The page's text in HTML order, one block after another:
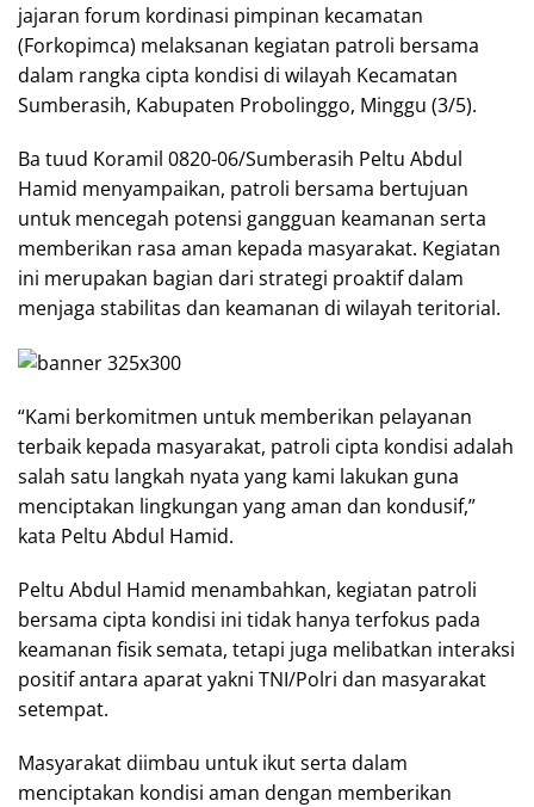
jajaran forum kordinasi pimpinan kecamatan
(Forkopimca) melaksanan kegiatan patroli bersama
dalam rangka cipta kondisi di wilayah Kecamatan
Sumberasih, Kabupaten Probolinggo, Minggu (3/5).
Ba tuud Koramil 0820-06/Sumberasih Peltu Abdul
Hamid menyampaikan, patroli bersama bertujuan
untuk mencegah potensi gangguan keamanan serta
memberikan rasa aman kepada masyarakat. Kegiatan
ini merupakan bagian dari strategi proaktif dalam
menjaga stabilitas dan keamanan di wilayah teritorial.
“Kami berkomitmen untuk memberikan pelayanan
terbaik kepada masyarakat, patroli cipta kondisi adalah
salah satu langkah nyata yang kami lakukan guna
menciptakan lingkungan yang aman dan kondusif,”
kata Peltu Abdul Hamid.
Peltu Abdul Hamid menambahkan, kegiatan patroli
bersama cipta kondisi ini tidak hanya terfokus pada
keamanan fisik semata, tetapi juga melibatkan interaksi
positif antara aparat yakni TNI/Polri dan masyarakat
setempat.
Masyarakat diimbau untuk ikut serta dalam
menciptakan kondisi aman dengan memberikan